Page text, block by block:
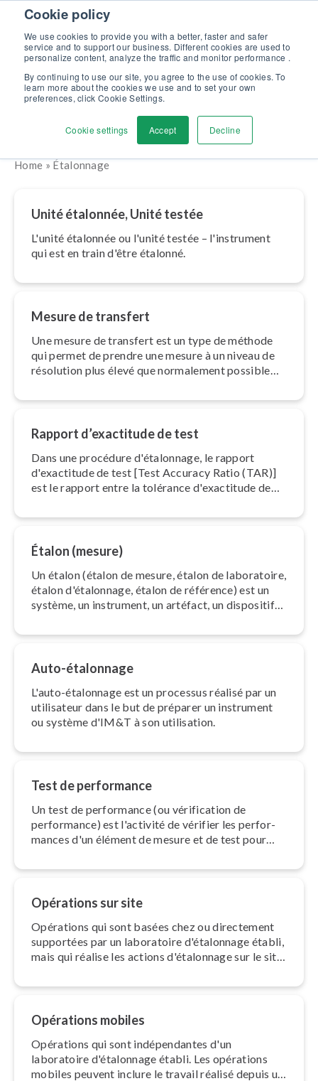
Cookie policy
We use cookies to provide you with a better, faster and safer
service and to support our business. Different cookies are used to
personalize content, analyze the traffic and monitor performance .
By continuing to use our site, you agree to the use of cookies. To
learn more about the cookies we use and to set your own
preferences, click Cookie Settings.
Cookie settings Accept Decline
Skip to content
Maîtrisez l’étalonnage en pression : formation complète, 100%
gratuite et certifiante ! >>
Contactez-nous
Étalonnage
Home » Étalonnage
Unité étalonnée, Unité testée
L'unité étalonnée ou l'unité testée – l'ins­tru­ment
qui est en train d'être étalonné.
Mesure de transfert
Une mesure de transfert est un type de méthode
qui permet de prendre une mesure à un niveau de
résolution plus élevé que normalement possible
Rapport d’exactitude de test
Dans une procédure d'éta­lon­nage, le rapport
d'exac­ti­tude de test [Test Accuracy Ratio (TAR)]
est le rapport entre la tolérance d'exac­ti­tude de
l'étalon utilisé.
Étalon (mesure)
Un étalon (étalon de mesure, étalon de laboratoire,
étalon d'éta­lon­nage, étalon de référence) est un
système, un instrument, un artéfact, un dispositif
pour réaliser des mesures quan­ti­ta­tives.
Auto-étalonnage
L'auto-étalonnage est un processus réalisé par un
utilisateur dans le but de préparer un instrument
ou système d'IM&T à son utilisation.
Test de performance
Un test de performance (ou vé­ri­fi­ca­tion de
performance) est l'activité de vérifier les per­for­
mances d'un élément de mesure et de test pour
mesures correctes quand il est utilisé cor­rec­te­
Opérations sur site
Opérations qui sont basées chez ou directement
supportées par un laboratoire d'éta­lon­nage établi,
mais qui réalise les actions d'éta­lon­nage sur le site
Opérations mobiles
Opérations qui sont in­dé­pen­dantes d'un
laboratoire d'éta­lon­nage établi. Les opérations
mobiles peuvent inclure le travail réalisé depuis un